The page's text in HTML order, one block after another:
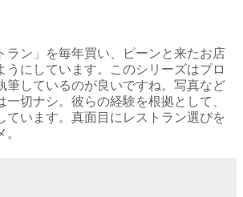
ラン」を毎年買い、ピーンと来たお店
うにしています。このシリーズはプロ
筆しているのが良いですね。写真など
一切ナシ。彼らの経験を根拠として、
ています。真面目にレストラン選びを